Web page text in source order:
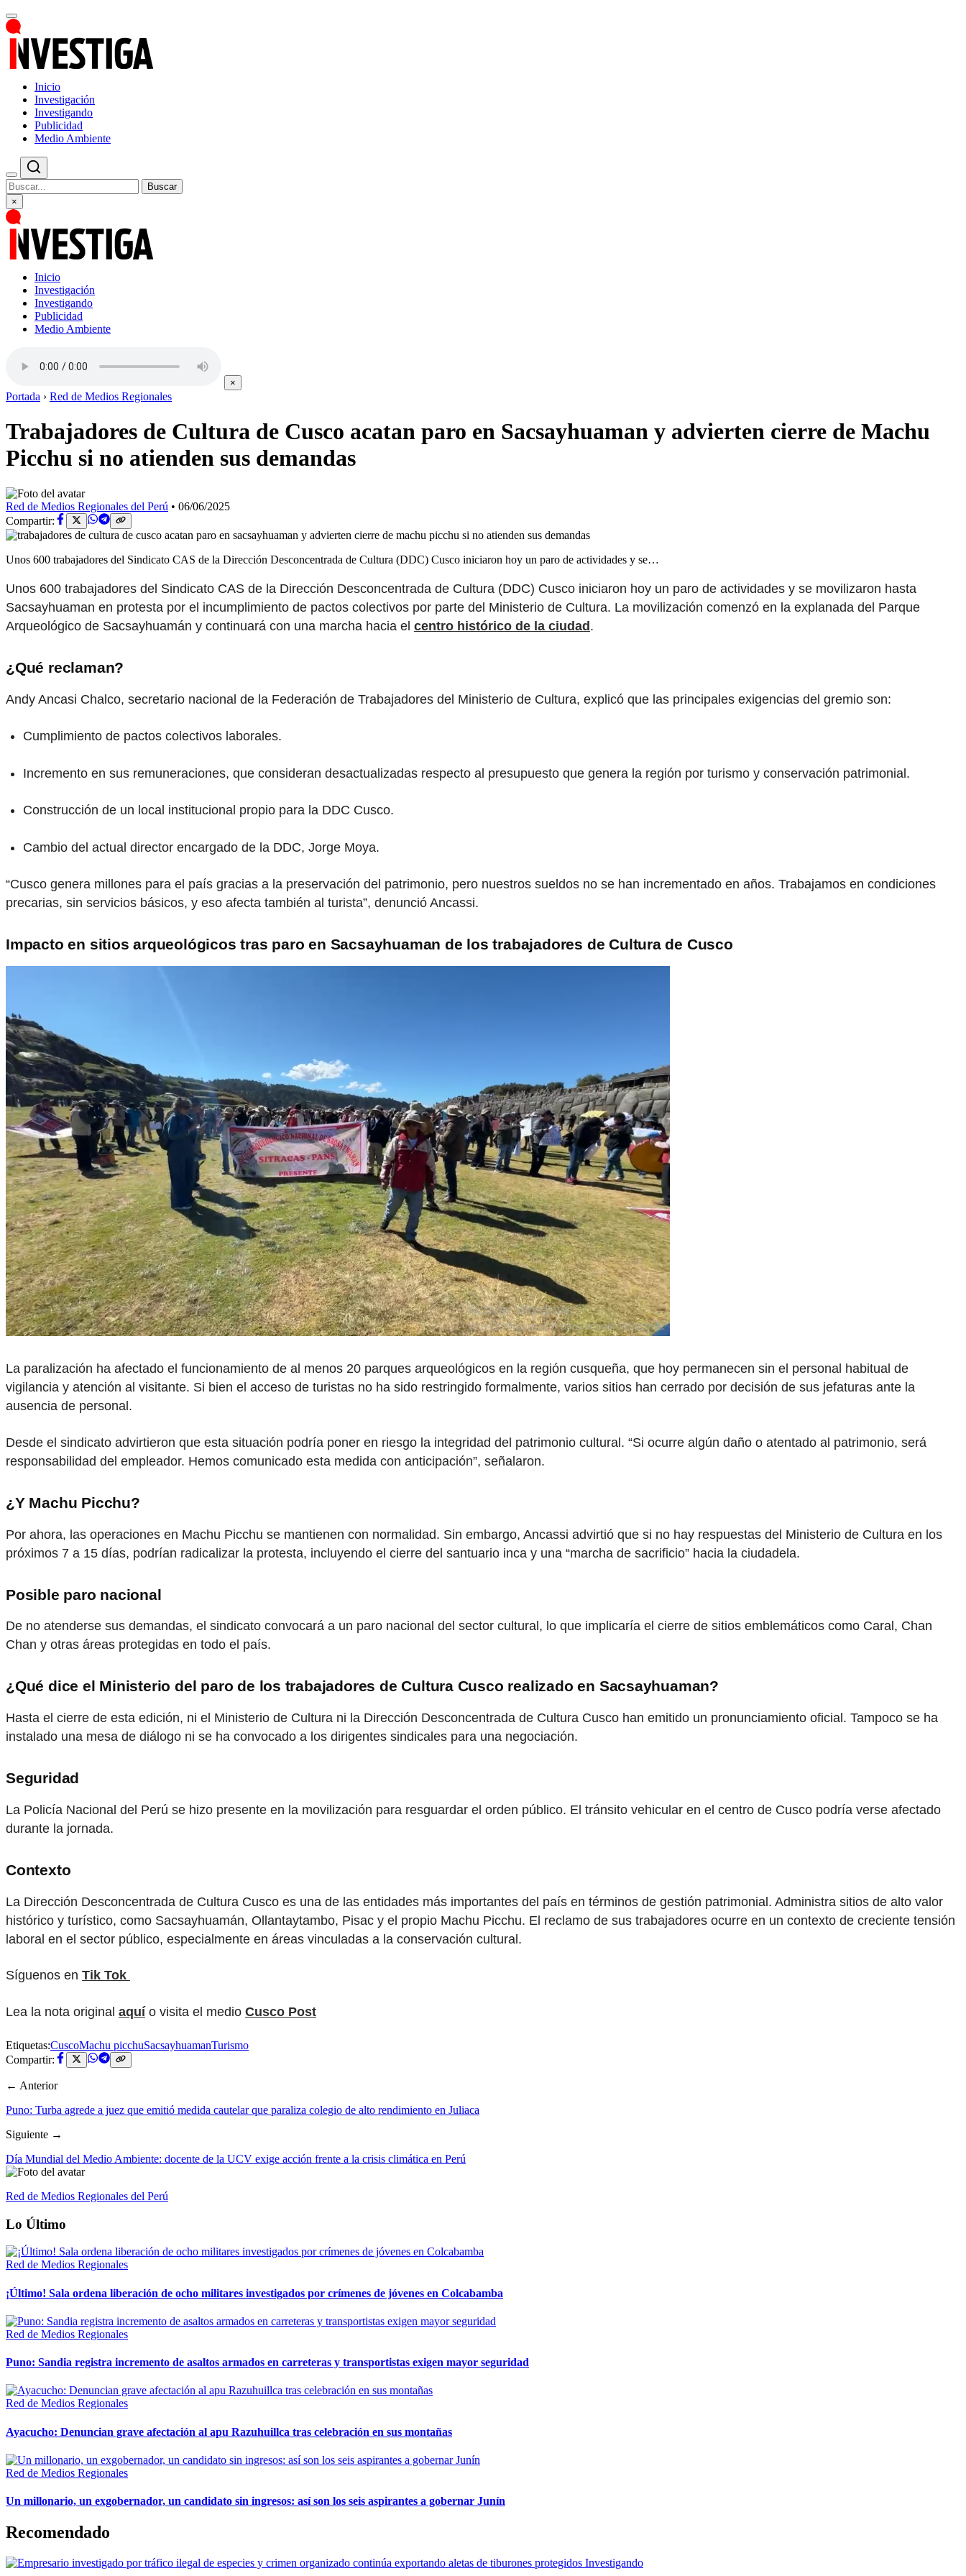
Inicio
Investigación
Investigando
Publicidad
Medio Ambiente
Buscar
×
Inicio
Investigación
Investigando
Publicidad
Medio Ambiente
×
Portada › Red de Medios Regionales
Trabajadores de Cultura de Cusco acatan paro en Sacsayhuaman y advierten cierre de Machu
Picchu si no atienden sus demandas
Red de Medios Regionales del Perú • 06/06/2025
Compartir:
Unos 600 trabajadores del Sindicato CAS de la Dirección Desconcentrada de Cultura (DDC) Cusco iniciaron hoy un paro de actividades y se…
Unos 600 trabajadores del Sindicato CAS de la Dirección Desconcentrada de Cultura (DDC) Cusco iniciaron hoy un paro de actividades y se movilizaron hasta
Sacsayhuaman en protesta por el incumplimiento de pactos colectivos por parte del Ministerio de Cultura. La movilización comenzó en la explanada del Parque
Arqueológico de Sacsayhuamán y continuará con una marcha hacia el centro histórico de la ciudad.
¿Qué reclaman?
Andy Ancasi Chalco, secretario nacional de la Federación de Trabajadores del Ministerio de Cultura, explicó que las principales exigencias del gremio son:
Cumplimiento de pactos colectivos laborales.
Incremento en sus remuneraciones, que consideran desactualizadas respecto al presupuesto que genera la región por turismo y conservación patrimonial.
Construcción de un local institucional propio para la DDC Cusco.
Cambio del actual director encargado de la DDC, Jorge Moya.
“Cusco genera millones para el país gracias a la preservación del patrimonio, pero nuestros sueldos no se han incrementado en años. Trabajamos en condiciones
precarias, sin servicios básicos, y eso afecta también al turista”, denunció Ancassi.
Impacto en sitios arqueológicos tras paro en Sacsayhuaman de los trabajadores de Cultura de Cusco
La paralización ha afectado el funcionamiento de al menos 20 parques arqueológicos en la región cusqueña, que hoy permanecen sin el personal habitual de
vigilancia y atención al visitante. Si bien el acceso de turistas no ha sido restringido formalmente, varios sitios han cerrado por decisión de sus jefaturas ante la
ausencia de personal.
Desde el sindicato advirtieron que esta situación podría poner en riesgo la integridad del patrimonio cultural. “Si ocurre algún daño o atentado al patrimonio, será
responsabilidad del empleador. Hemos comunicado esta medida con anticipación”, señalaron.
¿Y Machu Picchu?
Por ahora, las operaciones en Machu Picchu se mantienen con normalidad. Sin embargo, Ancassi advirtió que si no hay respuestas del Ministerio de Cultura en los
próximos 7 a 15 días, podrían radicalizar la protesta, incluyendo el cierre del santuario inca y una “marcha de sacrificio” hacia la ciudadela.
Posible paro nacional
De no atenderse sus demandas, el sindicato convocará a un paro nacional del sector cultural, lo que implicaría el cierre de sitios emblemáticos como Caral, Chan
Chan y otras áreas protegidas en todo el país.
¿Qué dice el Ministerio del paro de los trabajadores de Cultura Cusco realizado en Sacsayhuaman?
Hasta el cierre de esta edición, ni el Ministerio de Cultura ni la Dirección Desconcentrada de Cultura Cusco han emitido un pronunciamiento oficial. Tampoco se ha
instalado una mesa de diálogo ni se ha convocado a los dirigentes sindicales para una negociación.
Seguridad
La Policía Nacional del Perú se hizo presente en la movilización para resguardar el orden público. El tránsito vehicular en el centro de Cusco podría verse afectado
durante la jornada.
Contexto
La Dirección Desconcentrada de Cultura Cusco es una de las entidades más importantes del país en términos de gestión patrimonial. Administra sitios de alto valor
histórico y turístico, como Sacsayhuamán, Ollantaytambo, Pisac y el propio Machu Picchu. El reclamo de sus trabajadores ocurre en un contexto de creciente tensión
laboral en el sector público, especialmente en áreas vinculadas a la conservación cultural.
Síguenos en Tik Tok
Lea la nota original aquío visita el medio Cusco Post
Etiquetas:CuscoMachu picchuSacsayhuamanTurismo
Compartir:
← Anterior
Puno: Turba agrede a juez que emitió medida cautelar que paraliza colegio de alto rendimiento en Juliaca
Siguiente →
Día Mundial del Medio Ambiente: docente de la UCV exige acción frente a la crisis climática en Perú
Red de Medios Regionales del Perú
Lo Último
Red de Medios Regionales
¡Último! Sala ordena liberación de ocho militares investigados por crímenes de jóvenes en Colcabamba
Red de Medios Regionales
Puno: Sandia registra incremento de asaltos armados en carreteras y transportistas exigen mayor seguridad
Red de Medios Regionales
Ayacucho: Denuncian grave afectación al apu Razuhuillca tras celebración en sus montañas
Red de Medios Regionales
Un millonario, un exgobernador, un candidato sin ingresos: así son los seis aspirantes a gobernar Junín
Recomendado
Investigando